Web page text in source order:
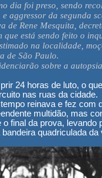
dia foi preso, sendo
aggressor da segunda
de Rene Mesquita,
está sendo feito o
na localidade,
de São Paulo.
sobre a
24 horas de luto, o
nas ruas da cidade.
reinava e fez
multidão, mas
final da prova,
quadriculada